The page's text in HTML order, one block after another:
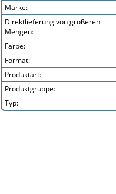
Marke:
Direktlieferung von größeren
Mengen:
Farbe:
Format:
Produktart:
Produktgruppe:
Typ: